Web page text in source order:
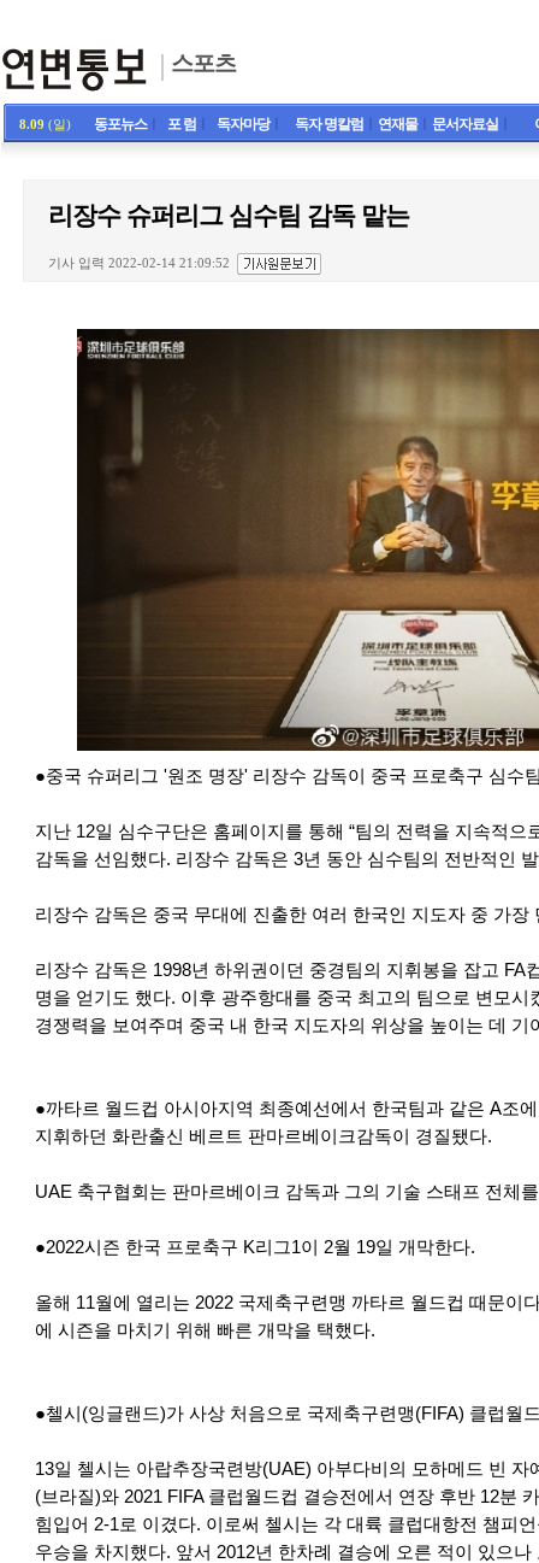
스포츠
8.09 (일) 동포뉴스ㅣ 포 럼 독자마당ㅣ 독자 명칼럼 연재물ㅣ 문서자료실
리장수 슈퍼리그 심수팀 감독 맡는
기사 입력 2022-02-14 21:09:52
●중국 슈퍼리그 '원조 명장' 리장수 감독이 중국 프로축구 심수
지난 12일 심수구단은 홈페이지를 통해 “팀의 전력을 지속적으
감독을 선임했다. 리장수 감독은 3년 동안 심수팀의 전반적인
리장수 감독은 중국 무대에 진출한 여러 한국인 지도자 중 가장
리장수 감독은 1998년 하위권이던 중경팀의 지휘봉을 잡고 FA
명을 얻기도 했다. 이후 광주항대를 중국 최고의 팀으로 변모
경쟁력을 보여주며 중국 내 한국 지도자의 위상을 높이는 데 기
●까타르 월드컵 아시아지역 최종예선에서 한국팀과 같은 A조
지휘하던 화란출신 베르트 판마르베이크감독이 경질됐다.
UAE 축구협회는 판마르베이크 감독과 그의 기술 스태프 전체
●2022시즌 한국 프로축구 K리그1이 2월 19일 개막한다.
올해 11월에 열리는 2022 국제축구련맹 까타르 월드컵 때문이
에 시즌을 마치기 위해 빠른 개막을 택했다.
●첼시(잉글랜드)가 사상 처음으로 국제축구련맹(FIFA) 클럽월
13일 첼시는 아랍추장국련방(UAE) 아부다비의 모하메드 빈
(브라질)와 2021 FIFA 클럽월드컵 결승전에서 연장 후반 12분
힘입어 2-1로 이겼다. 이로써 첼시는 각 대륙 클럽대항전 챔피
우승을 차지했다. 앞서 2012년 한차례 결승에 오른 적이 있으